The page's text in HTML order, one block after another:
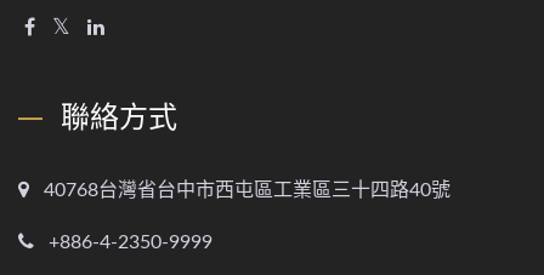
聯絡方式
40768台灣省台中市西屯區工業區三十四路40號
+886-4-2350-9999